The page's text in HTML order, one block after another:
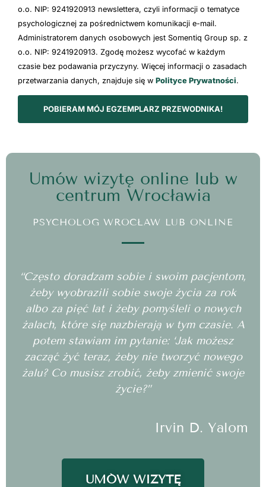
o.o. NIP: 9241920913 newslettera, czyli informacji o tematyce
psychologicznej za pośrednictwem komunikacji e-mail.
Administratorem danych osobowych jest Somentiq Group sp. z
o.o. NIP: 9241920913. Zgodę możesz wycofać w każdym
czasie bez podawania przyczyny. Więcej informacji o zasadach
przetwarzania danych, znajduje się w Polityce Prywatności.
POBIERAM MÓJ EGZEMPLARZ PRZEWODNIKA!
Umów wizytę online lub w
centrum Wrocławia
PSYCHOLOG WROCŁAW LUB ONLINE
“Często doradzam sobie i swoim pacjentom,
żeby wyobrazili sobie swoje życia za rok
albo za pięć lat i żeby pomyśleli o nowych
żalach, które się nazbierają w tym czasie. A
potem stawiam im pytanie: ‘Jak możesz
zacząć żyć teraz, żeby nie tworzyć nowego
żalu? Co musisz zrobić, żeby zmienić swoje
życie?”
Irvin D. Yalom
UMÓW WIZYTĘ